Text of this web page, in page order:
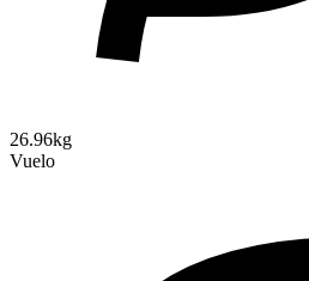
26.96kg
Vuelo